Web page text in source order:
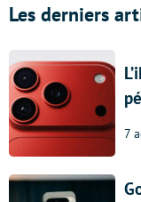
Les derniers
7